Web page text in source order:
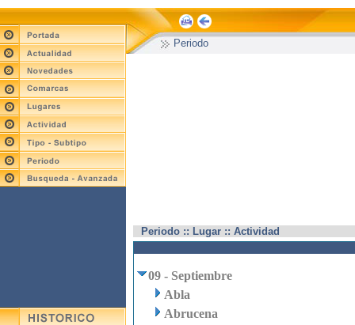
Periodo
Periodo :: Lugar :: Actividad
09 - Septiembre
Abla
Abrucena